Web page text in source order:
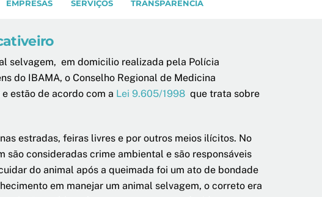
EMPRESAS SERVIÇOS TRANSPARÊNCIA
selvagem, em domicilio realizada pela Polícia
do IBAMA, o Conselho Regional de Medicina
estão de acordo com a Lei 9.605/1998 que trata sobre
estradas, feiras livres e por outros meios ilícitos. No
consideradas crime ambiental e são responsáveis
do animal após a queimada foi um ato de bondade
em manejar um animal selvagem, o correto era